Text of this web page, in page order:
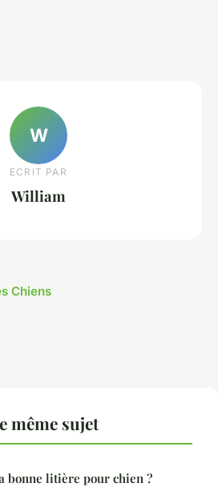
W
ECRIT PAR
William
Chiens
même sujet
bonne litière pour chien ?